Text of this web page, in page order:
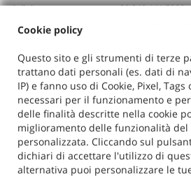
Cellulare:
+39 340 141 5990
Email:
Dati fiscali:
Auto Italia
VIA G. VERDI 74/76, ZINASCO
C.F/P.IVA:02603520186
Registro delle imprese:PV
Cookie policy
Questo sito e gli strumenti di terze
trattano dati personali (es. dati di
IP) e fanno uso di Cookie, Pixel,
necessari per il funzionamento e
delle finalità descritte nella cookie
miglioramento delle funzionalità
personalizzata. Cliccando sul
dichiari di accettare l'utilizzo di
alternativa puoi personalizzare le